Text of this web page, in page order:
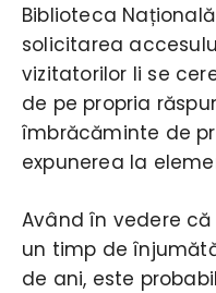
Biblioteca
solicitarea
vizitatorilor li se
de pe propria
îmbrăcăminte de
expunerea la
Având în vedere
un timp de
de ani, este